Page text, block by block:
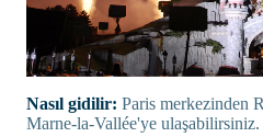
Nasıl gidilir: Paris merkezinden
Marne-la-Vallée'ye ulaşabilirsiniz.